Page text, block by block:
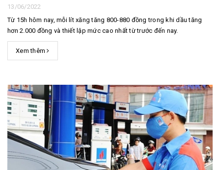
13/06/2022
Từ 15h hôm nay, mỗi lít xăng tăng 800-880 đồng trong khi dầu tăng
hơn 2.000 đồng và thiết lập mức cao nhất từ trước đến nay.
Xem thêm